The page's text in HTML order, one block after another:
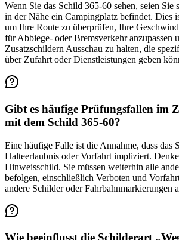
Wenn Sie das Schild 365-60 sehen, seien Sie
in der Nähe ein Campingplatz befindet. Dies
um Ihre Route zu überprüfen, Ihre
für Abbiege- oder Bremsverkehr anzupassen
Zusatzschildern Ausschau zu halten, die
über Zufahrt oder Dienstleistungen geben
Gibt es häufige Prüfungsfallen im
mit dem Schild 365-60?
Eine häufige Falle ist die Annahme, dass das
Halteerlaubnis oder Vorfahrt impliziert.
Hinweisschild. Sie müssen weiterhin alle
befolgen, einschließlich Verboten und
andere Schilder oder Fahrbahnmarkierungen
Wie beeinflusst die Schilderart